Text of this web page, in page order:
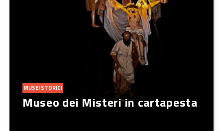
MUSEI STORICI
Museo dei Misteri in cartapesta